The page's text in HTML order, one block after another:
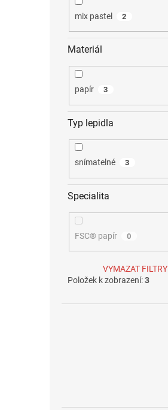
mix pastel 2
Materiál
papír 3
Typ lepidla
snímatelné 3
Specialita
FSC® papír 0
VYMAZAT FILTRY
Položek k zobrazení:3